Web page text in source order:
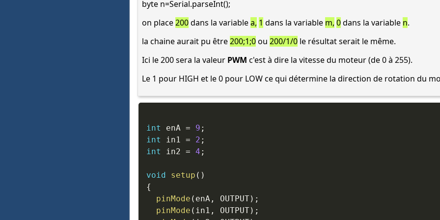
byte n=Serial.parseInt();
on place200dans la variablea, 1 dans la variable m, 0dans la variable n.
la chaine aurait pu être200;1;0ou 200/1/0le résultat serait le même.
Ici le 200 sera la valeur PWM c'est à dire la vitesse du moteur (de 0 à 255).
Le 1 pour HIGH et le 0 pour LOW ce qui détermine la direction de rotation du
int enA = 9 ;
int in1 = 2 ;
int in2 = 4 ;
void setup ( )
{
pinMode ( enA, OUTPUT) ;
pinMode ( in1 , OUTPUT) ;